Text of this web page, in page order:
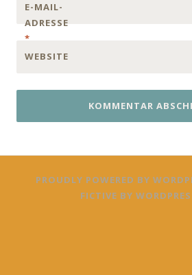
E-MAIL-
ADRESSE
*
WEBSITE
PROUDLY POWERED BY
FICTIVE BY